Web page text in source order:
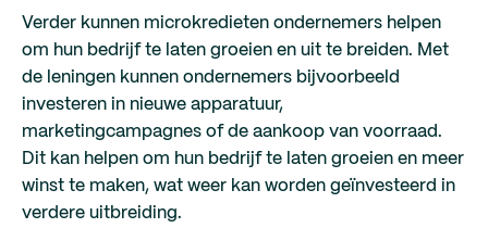
Verder kunnen microkredieten ondernemers helpen
om hun bedrijf te laten groeien en uit te breiden. Met
de leningen kunnen ondernemers bijvoorbeeld
investeren in nieuwe apparatuur,
marketingcampagnes of de aankoop van voorraad.
Dit kan helpen om hun bedrijf te laten groeien en meer
winst te maken, wat weer kan worden geïnvesteerd in
verdere uitbreiding.